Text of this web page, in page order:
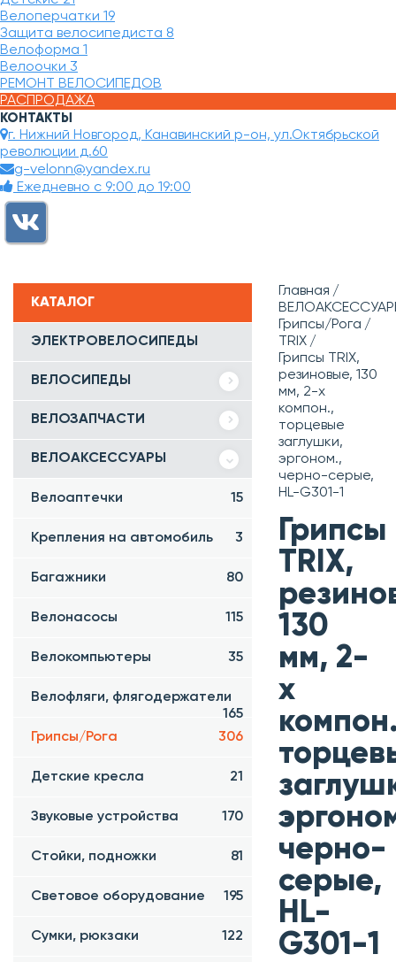
Велоперчатки 19
Защита велосипедиста 8
Велоформа 1
Велоочки 3
РЕМОНТ ВЕЛОСИПЕДОВ
РАСПРОДАЖА
КОНТАКТЫ
г. Нижний Новгород, Канавинский р-он, ул.Октябрьской
революции д.60
g-velonn@yandex.ru
Ежедневно с 9:00 до 19:00
КАТАЛОГ
ЭЛЕКТРОВЕЛОСИПЕДЫ
ВЕЛОСИПЕДЫ
ВЕЛОЗАПЧАСТИ
ВЕЛОАКСЕССУАРЫ
Велоаптечки 15
Крепления на автомобиль 3
Багажники 80
Велонасосы 115
Велокомпьютеры 35
Велофляги, флягодержатели
165
Грипсы/Рога
306
Детские кресла 21
Звуковые устройства 170
Стойки, подножки 81
Световое оборудование 195
Сумки, рюкзаки 122
Главная
Грипсы/Рога
TRIX
Грипсы TRIX,
резиновые, 130
мм, 2-х
компон.,
торцевые
заглушки,
эргоном.,
черно-серые,
HL-G301-1
Грипсы
TRIX,
130
мм, 2-
х
черно-
серые,
HL-
G301-1